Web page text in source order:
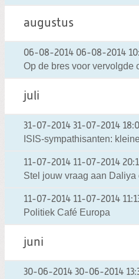
augustus
06-08-2014 06-08-2014
Op de bres voor vervolgde
juli
31-07-2014 31-07-2014
ISIS-sympathisanten:
11-07-2014 11-07-2014
Stel jouw vraag aan Daliya
11-07-2014 11-07-2014
Politiek Café Europa
juni
30-06-2014 30-06-2014